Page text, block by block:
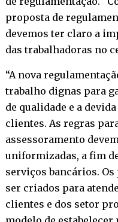
proposta de
devemos ter claro a
das trabalhadoras no
“A nova
trabalho dignas para
de qualidade e a
clientes. As regras
assessoramento
uniformizadas, a fim
serviços bancários.
ser criados para
clientes e dos setor